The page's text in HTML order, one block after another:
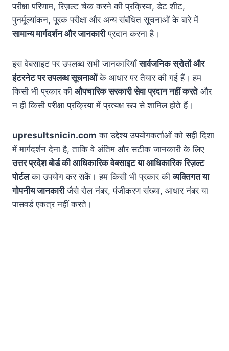
परीक्षा परिणाम, रिज़ल्ट चेक करने की प्रक्रिया, डेट शीट,
पुनर्मूल्यांकन, पूरक परीक्षा और अन्य संबंधित सूचनाओं के बारे में
सामान्य मार्गदर्शन और जानकारीप्रदान करना है।
इस वेबसाइट पर उपलब्ध सभी जानकारियाँसार्वजनिक स्रोतों और
इंटरनेट पर उपलब्ध सूचनाओंके आधार पर तैयार की गई हैं। हम
किसी भी प्रकार की औपचारिक सरकारी सेवा प्रदान नहीं करतेऔर
न ही किसी परीक्षा प्रक्रिया में प्रत्यक्ष रूप से शामिल होते हैं।
upresultsnicin.com का उद्देश्य उपयोगकर्ताओं को सही दिशा
में मार्गदर्शन देना है, ताकि वे अंतिम और सटीक जानकारी के लिए
उत्तर प्रदेश बोर्ड की आधिकारिक वेबसाइट या आधिकारिक रिज़ल्ट
पोर्टलका उपयोग कर सकें। हम किसी भी प्रकार कीव्यक्तिगत या
गोपनीय जानकारीजैसे रोल नंबर, पंजीकरण संख्या, आधार नंबर या
पासवर्ड एकत्र नहीं करते।